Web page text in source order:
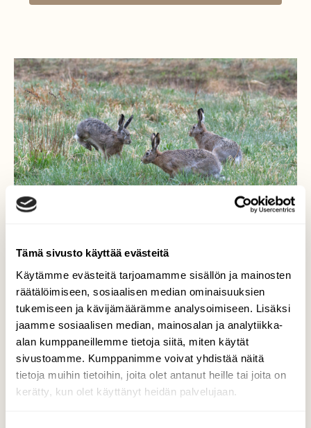
Tämä sivusto käyttää evästeitä
Käytämme evästeitä tarjoamamme sisällön ja mainosten
räätälöimiseen, sosiaalisen median ominaisuuksien
tukemiseen ja kävijämäärämme analysoimiseen. Lisäksi
jaamme sosiaalisen median, mainosalan ja analytiikka-
alan kumppaneillemme tietoja siitä, miten käytät
sivustoamme. Kumppanimme voivat yhdistää näitä
tietoja muihin tietoihin, joita olet antanut heille tai joita on
kerätty, kun olet käyttänyt heidän palvelujaan.
Rusakot
Rusakkoja aamuisella niityllä - kaikkiaan niitä
oli viisi. Näin montaa pitkäkorvaa en ole
ennen kohdannutkaan.
Valokuvaaja: Päivi Kiiskinen-Mustonen, Joensuu